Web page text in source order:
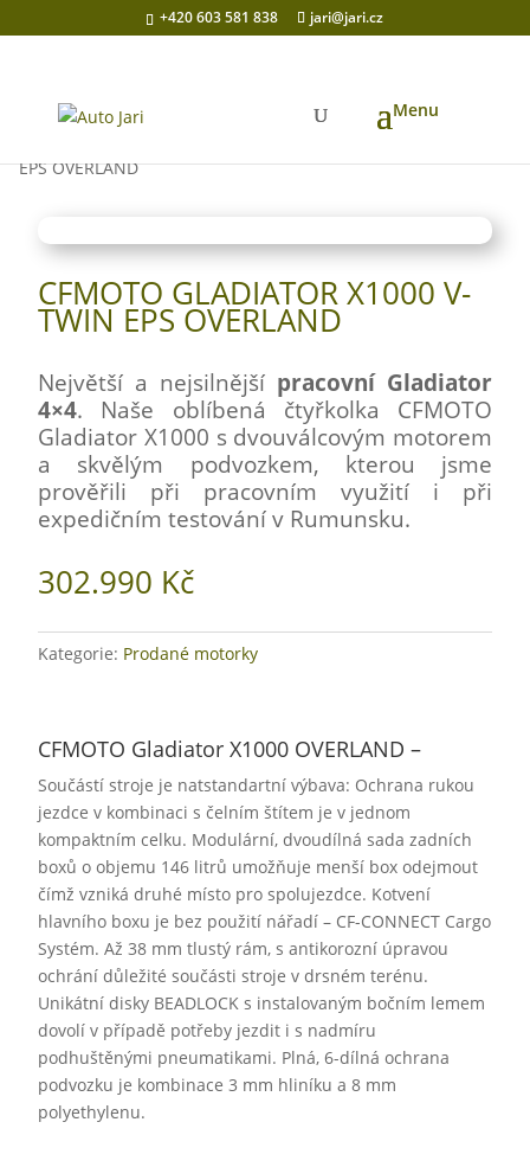
+420 603 581 838 jari@jari.cz
EPS OVERLAND
CFMOTO GLADIATOR X1000 V-
TWIN EPS OVERLAND
Největší a nejsilnější pracovní Gladiator
4×4. Naše oblíbená čtyřkolka CFMOTO
Gladiator X1000 s dvouválcovým motorem
a skvělým podvozkem, kterou jsme
prověřili při pracovním využití i při
expedičním testování v Rumunsku.
302.990 Kč
Kategorie: Prodané motorky
CFMOTO Gladiator X1000 OVERLAND –
Součástí stroje je natstandartní výbava: Ochrana rukou
jezdce v kombinaci s čelním štítem je v jednom
kompaktním celku. Modulární, dvoudílná sada zadních
boxů o objemu 146 litrů umožňuje menší box odejmout
čímž vzniká druhé místo pro spolujezdce. Kotvení
hlavního boxu je bez použití nářadí – CF-CONNECT Cargo
Systém. Až 38 mm tlustý rám, s antikorozní úpravou
ochrání důležité součásti stroje v drsném terénu.
Unikátní disky BEADLOCK s instalovaným bočním lemem
dovolí v případě potřeby jezdit i s nadmíru
podhuštěnými pneumatikami. Plná, 6-dílná ochrana
podvozku je kombinace 3 mm hliníku a 8 mm
polyethylenu.